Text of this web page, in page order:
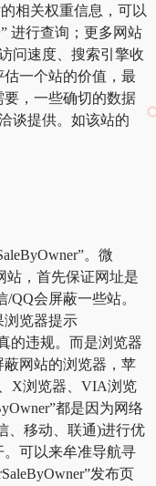
相关权重信息，可以
” 进行查询；更多网站
问速度、搜索引擎收
一个站的价值，最
，一些确切的数据
谈提供。如该站的
。微
站，首先保证网址是
QQ会屏蔽一些站。
浏览器提示
的违规。而是浏览器
网站的浏览器，苹
X浏览器、VIA浏览
都是因为网络
、移动、联通)进行优
可以来牟准导航寻
发布页